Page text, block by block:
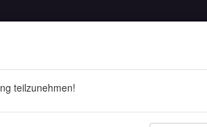
teilzunehmen!